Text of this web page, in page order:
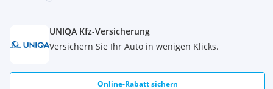
UNIQA Kfz-Versicherung
Versichern Sie Ihr Auto in wenigen Klicks.
Online-Rabatt sichern